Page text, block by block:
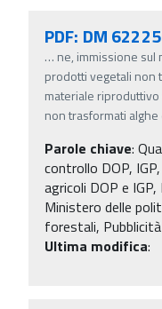
PDF: DM
… ne, immissione sul
prodotti vegetali non
materiale
non trasformati alghe
Parole chiave:
controllo DOP,
agricoli DOP e
Ministero delle
forestali,
Ultima modifica: